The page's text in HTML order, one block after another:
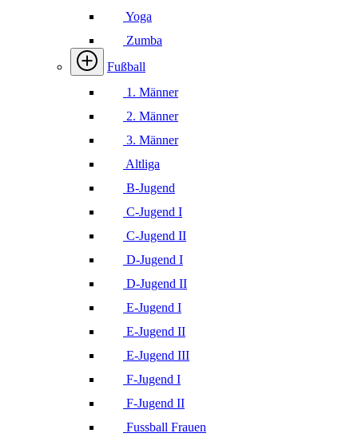
Yoga
Zumba
Fußball
1. Männer
2. Männer
3. Männer
Altliga
B-Jugend
C-Jugend I
C-Jugend II
D-Jugend I
D-Jugend II
E-Jugend I
E-Jugend II
E-Jugend III
F-Jugend I
F-Jugend II
Fussball Frauen